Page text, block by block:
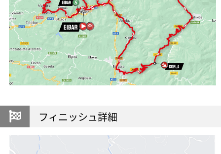
フィニッシュ詳細